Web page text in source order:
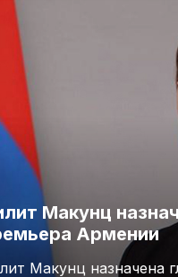
Макунц
Армении
Макунц назначена